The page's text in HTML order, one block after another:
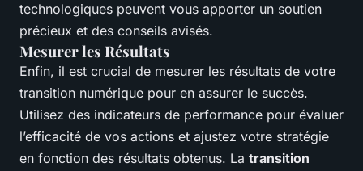
technologiques peuvent vous apporter un soutien
précieux et des conseils avisés.
Mesurer les Résultats
Enfin, il est crucial de mesurer les résultats de votre
transition numérique pour en assurer le succès.
Utilisez des indicateurs de performance pour évaluer
l’efficacité de vos actions et ajustez votre stratégie
en fonction des résultats obtenus. La transition